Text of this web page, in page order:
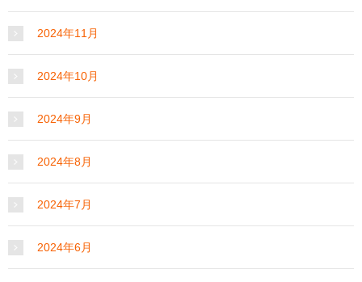
2024年11月
2024年10月
2024年9月
2024年8月
2024年7月
2024年6月